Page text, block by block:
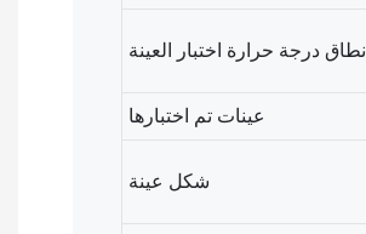
نطاق درجة حرارة اختبار العينة
عينات تم اختبارها
شكل عينة